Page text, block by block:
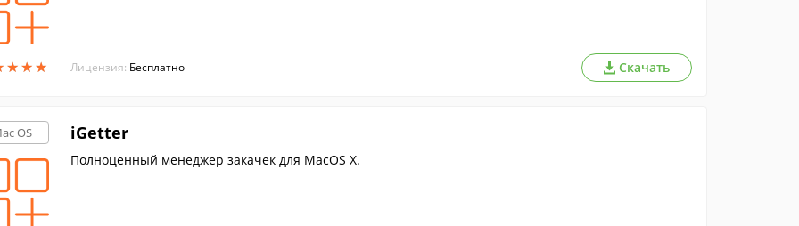
★★★
★★★ Лицензия: Бесплатно Скачать
OS iGetter
Полноценный менеджер закачек для MacOS X.